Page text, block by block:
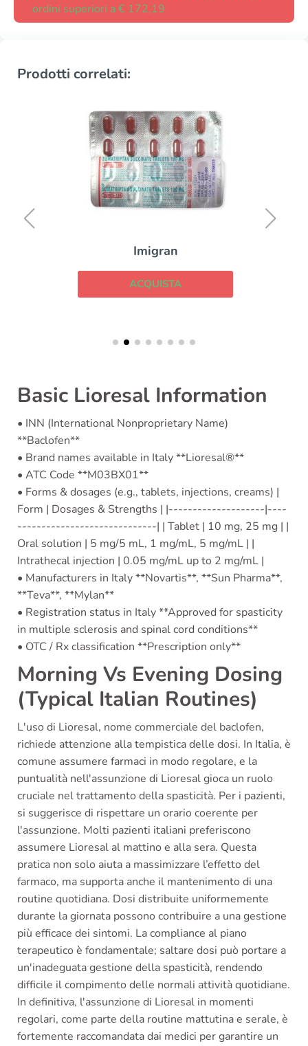
ordini superiori a € 172,19
Prodotti correlati:
Imigran
ACQUISTA
Basic Lioresal Information
• INN (International Nonproprietary Name)
**Baclofen**
• Brand names available in Italy **Lioresal®**
• ATC Code **M03BX01**
• Forms & dosages (e.g., tablets, injections, creams) |
Form | Dosages & Strengths | |--------------------|----
-----------------------------| | Tablet | 10 mg, 25 mg | |
Oral solution | 5 mg/5 mL, 1 mg/mL, 5 mg/mL | |
Intrathecal injection | 0.05 mg/mL up to 2 mg/mL |
• Manufacturers in Italy **Novartis**, **Sun Pharma**,
**Teva**, **Mylan**
• Registration status in Italy **Approved for spasticity
in multiple sclerosis and spinal cord conditions**
• OTC / Rx classification **Prescription only**
Morning Vs Evening Dosing
(Typical Italian Routines)
L'uso di Lioresal, nome commerciale del baclofen,
richiede attenzione alla tempistica delle dosi. In Italia, è
comune assumere farmaci in modo regolare, e la
puntualità nell'assunzione di Lioresal gioca un ruolo
cruciale nel trattamento della spasticità. Per i pazienti,
si suggerisce di rispettare un orario coerente per
l'assunzione. Molti pazienti italiani preferiscono
assumere Lioresal al mattino e alla sera. Questa
pratica non solo aiuta a massimizzare l’effetto del
farmaco, ma supporta anche il mantenimento di una
routine quotidiana. Dosi distribuite uniformemente
durante la giornata possono contribuire a una gestione
più efficace dei sintomi. La compliance al piano
terapeutico è fondamentale; saltare dosi può portare a
un'inadeguata gestione della spasticità, rendendo
difficile il compimento delle normali attività quotidiane.
In definitiva, l'assunzione di Lioresal in momenti
regolari, come parte della routine mattutina e serale, è
fortemente raccomandata dai medici per garantire un